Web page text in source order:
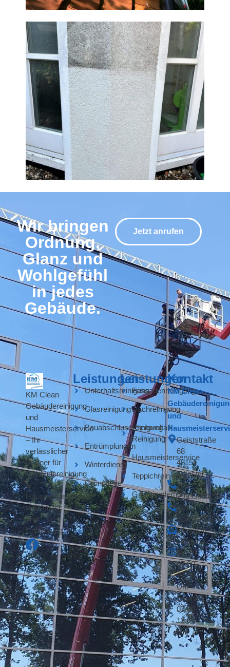
Wir bringen
Ordnung,
Glanz und
Wohlgefühl
in jedes
Gebäude.
Jetzt anrufen
KM Clean
Gebäudereinigung
und
Hausmeisterservice
– Ihr
verlässlicher
Partner für
Gebäudereinigung
&
Hausmeisterservice
in Münster
und
Umgebung.
Leistungen
Unterhaltsreinigung
Glasreinigung
Bauabschlussreinigung
Entrümplungen
Winterdienst
Grünpflege
Leistungen
Fassadenreinigung
Dachreinigung
Photovoltaik-
Reinigung
Hausmeisterservice
Teppichreinigung
Graffitientfernung
Kontakt
KM Clean
und
Geiststraße
68
48151
Münster
+49
25139594232
+49
017622302884
info@km-
clean.de
Mo-Fr:
07:00-
17:00
Uhr
Samstag:
07:00-
13:00
Uhr